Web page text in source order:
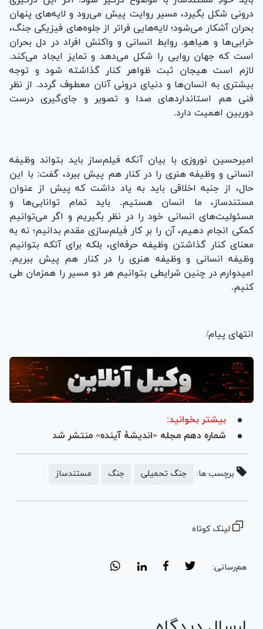
درونی شکل بگیرد، مسیر روایت پیش می‌رود و لایه‌های پنهان
بحران آشکار می‌شود؛ لایه‌هایی فراتر از جلوه‌های فیزیکی جنگ،
خرابی‌ها و هیاهو. روابط انسانی و واکنش افراد در دل بحران
است که جهان روایی را شکل می‌دهد و تمایز ایجاد می‌کند.
لازم است هیجان ثبت ظواهر کنار گذاشته شود و توجه
بیشتری به انسان‌ها و دنیای درونی آنان معطوف گردد. از نظر
فنی هم استانداردهای صدا و تصویر و جای‌گیری درست
دوربین اهمیت دارد.
امیرحسین نوروزی با بیان آنکه فیلم‌ساز باید بتواند وظیفه
انسانی و وظیفه هنری را در کنار هم پیش ببرد، گفت: با این
حال، از جنبه اخلاقی باید به یاد داشت که پیش از عنوان
مستندساز، ما انسان هستیم. باید تمام توانایی‌ها و
مسئولیت‌های انسانی خود را در نظر بگیریم و اگر می‌توانیم
کمکی انجام دهیم، آن را بر کار فیلم‌سازی مقدم بدانیم؛ نه به
معنای کنار گذاشتن وظیفه حرفه‌ای، بلکه برای آنکه بتوانیم
وظیفه انسانی و وظیفه هنری را در کنار هم پیش ببریم.
امیدوارم در چنین شرایطی بتوانیم هر دو مسیر را همزمان طی
کنیم.
انتهای پیام/
بیشتر بخوانید:
شماره دهم مجله «اندیشۀ آینده» منتشر شد
برچسب ها: جنگ تحمیلی جنگ مستندساز
لینک کوتاه
هم‌رسانی: